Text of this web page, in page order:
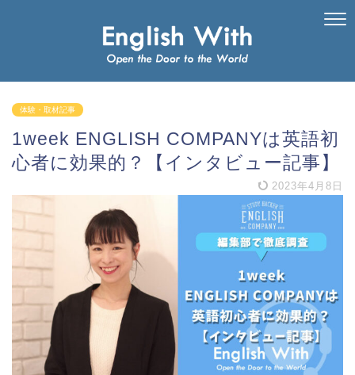
体験・取材記事
1week ENGLISH COMPANYは英語初
心者に効果的？【インタビュー記事】
2023年4月8日